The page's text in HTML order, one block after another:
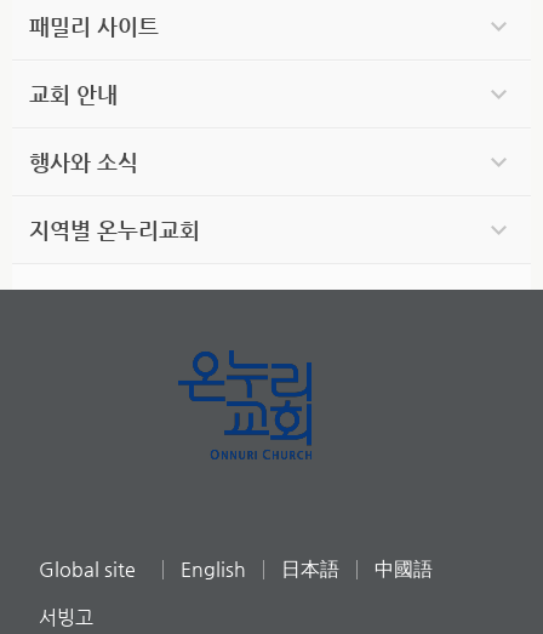
패밀리 사이트
교회 안내
행사와 소식
지역별 온누리교회
Global site English 日本語 中國語
서빙고